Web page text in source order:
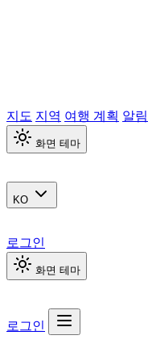
지도 지역 여행 계획 알림
화면 테마
KO
로그인
화면 테마
로그인